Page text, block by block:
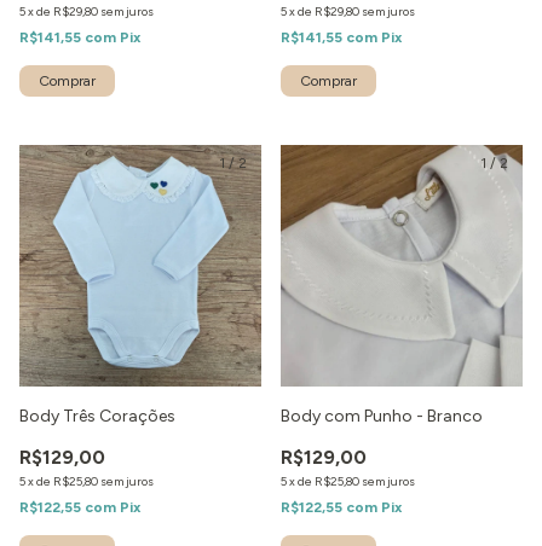
5xde R$29,80 sem juros
R$141,55 com Pix
5xde R$29,80 sem juros
R$141,55 com Pix
1/2
Body Três Corações
R$129,00
5xde R$25,80 sem juros
R$122,55 com Pix
1 /2
Body com Punho - Branco
R$129,00
5xde R$25,80 sem juros
R$122,55 com Pix